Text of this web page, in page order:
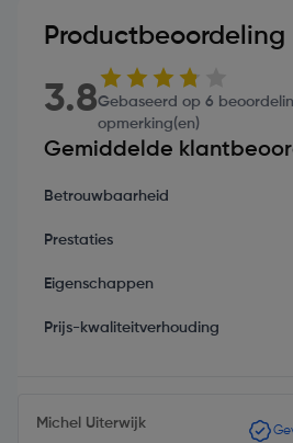
Productbeoordeling
3.8Gebaseerd op 6
opmerking(en)
Gemiddelde
Betrouwbaarheid
Prestaties
Eigenschappen
Prijs-kwaliteitverhouding
Michel Uiterwijk